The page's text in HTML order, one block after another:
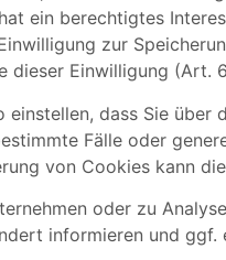
ein berechtigtes
zur
dieser Einwilligung (Art.
einstellen, dass Sie
Fälle oder
von Cookies kann
oder zu
informieren und ggf.